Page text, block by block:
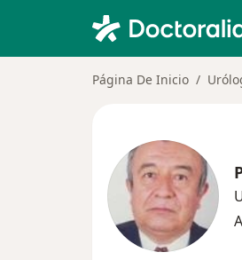
Página De Inicio